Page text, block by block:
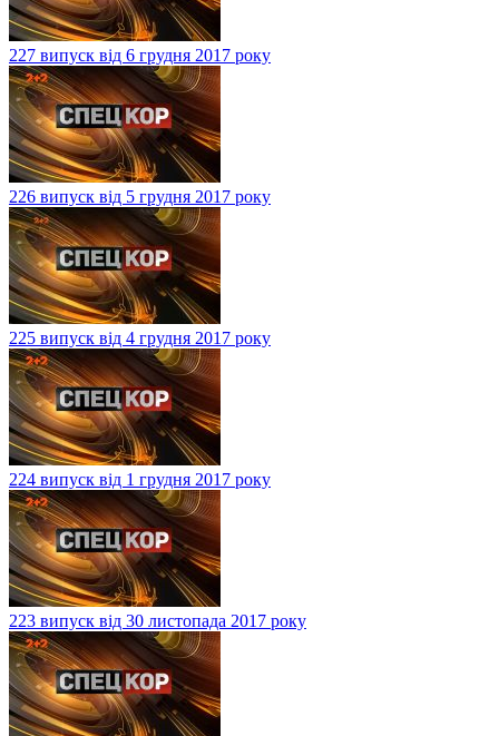
227 випуск від 6 грудня 2017 року
226 випуск від 5 грудня 2017 року
225 випуск від 4 грудня 2017 року
224 випуск від 1 грудня 2017 року
223 випуск від 30 листопада 2017 року